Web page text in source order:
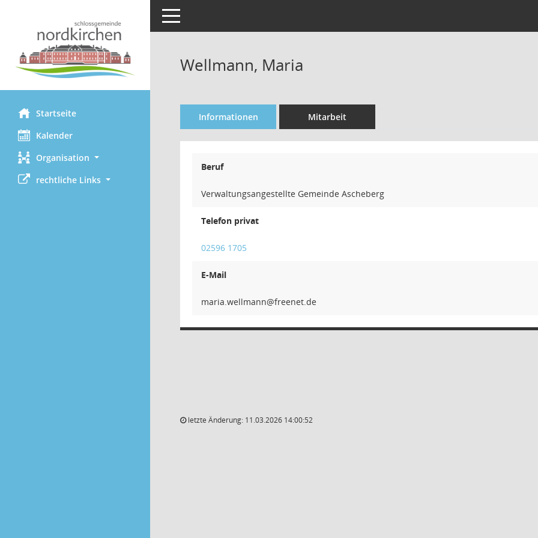
Startseite
Kalender
Organisation
rechtliche Links
Toggle navigation
Wellmann, Maria
Informationen Mitarbeit
Beruf
Verwaltungsangestellte Gemeinde Ascheberg
Telefon privat
02596 1705
E-Mail
nnamlle
letzte Änderung: 11.03.2026 14:00:52